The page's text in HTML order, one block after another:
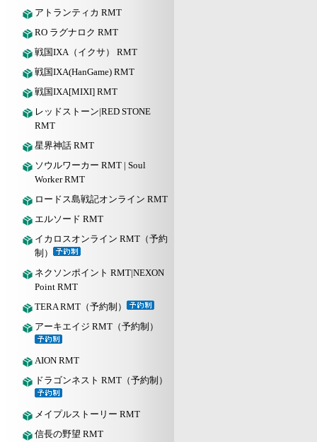
アトランティカ RMT
RO ラグナロク RMT
戦国IXA（イクサ） RMT
戦国IXA(HanGame) RMT
戦国IXA[MIXI] RMT
レッドストーン|RED STONE
RMT
星界神話 RMT
ソウルワーカー RMT | Soul
Worker RMT
ロードス島戦記オンライン RMT
エルソード RMT
イカロスオンライン RMT（予約
制）
ネクソンポイント RMT|NEXON
Point RMT
TERA RMT（予約制）
アーキエイジ RMT（予約制）
AION RMT
ドラゴンネスト RMT（予約制）
メイプルストーリー RMT
信長の野望 RMT